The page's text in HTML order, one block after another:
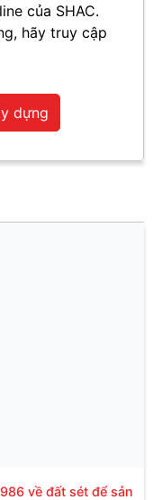
của SHAC.
hãy truy cập
dựng
về đất sét để sản